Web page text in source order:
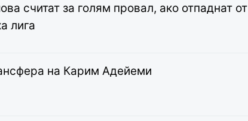
считат за голям провал, ако отпаднат от
лига
на Карим Адейеми